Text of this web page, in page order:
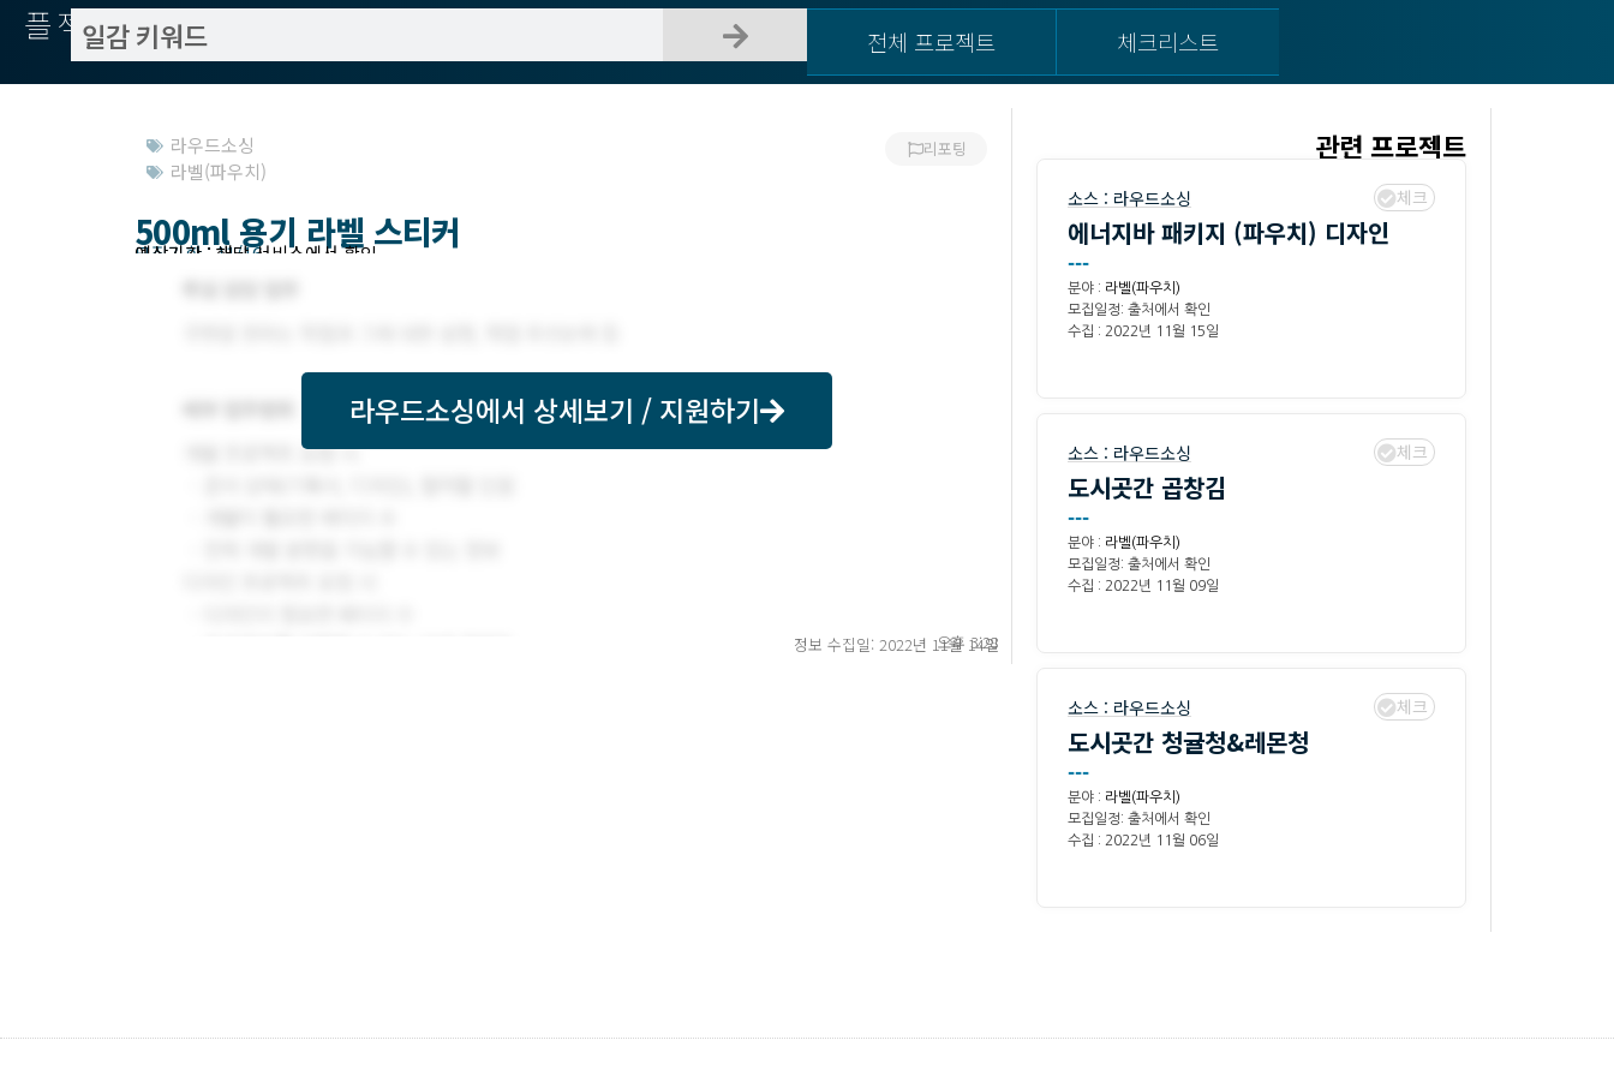
플젝서치 전체 프로젝트 체크리스트
라우드소싱
라벨(파우치)
리포팅
500ml 용기 라벨 스티커
모집기한 : 11/16
예상기간 : 해당 서비스에서 확인
라우드소싱에서 상세보기 / 지원하기
정보 수집일: 2022년 11월 14일
오후 3:28
관련 프로젝트
소스 : 라우드소싱 체크
에너지바 패키지 (파우치) 디자인
---
분야 : 라벨(파우치)
모집일정: 출처에서 확인
수집 : 2022년 11월 15일
소스 : 라우드소싱 체크
도시곳간 곱창김
---
분야 : 라벨(파우치)
모집일정: 출처에서 확인
수집 : 2022년 11월 09일
소스 : 라우드소싱 체크
도시곳간 청귤청&레몬청
---
분야 : 라벨(파우치)
모집일정: 출처에서 확인
수집 : 2022년 11월 06일